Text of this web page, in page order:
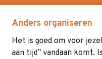
Anders organiseren
Het is goed om voor
aan tijd” vandaan komt.